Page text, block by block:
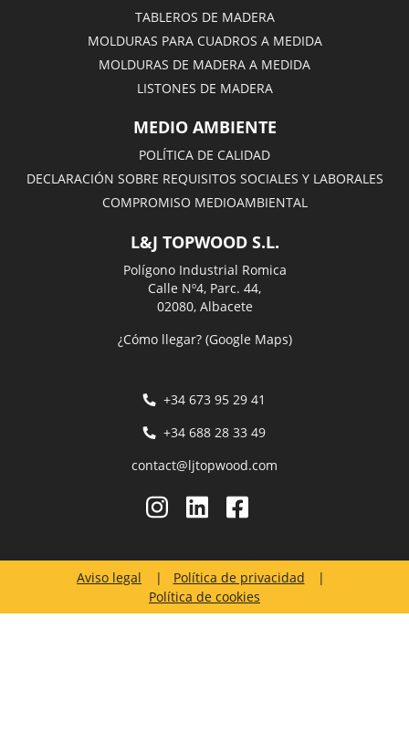
TABLEROS DE MADERA
MOLDURAS PARA CUADROS A MEDIDA
MOLDURAS DE MADERA A MEDIDA
LISTONES DE MADERA
MEDIO AMBIENTE
POLÍTICA DE CALIDAD
DECLARACIÓN SOBRE REQUISITOS SOCIALES Y LABORALES
COMPROMISO MEDIOAMBIENTAL
L&J TOPWOOD S.L.
Polígono Industrial Romica
Calle Nº4, Parc. 44,
02080, Albacete
¿Cómo llegar? (Google Maps)
+34 673 95 29 41
+34 688 28 33 49
contact@ljtopwood.com
Aviso legal
Política de privacidad
Política de cookies